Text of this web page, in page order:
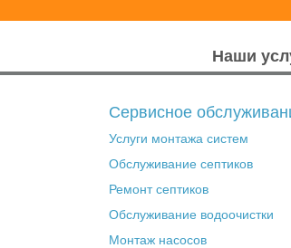
Наши
Сервисное
Услуги монтажа систем
Обслуживание септиков
Ремонт септиков
Обслуживание водоочистки
Монтаж насосов